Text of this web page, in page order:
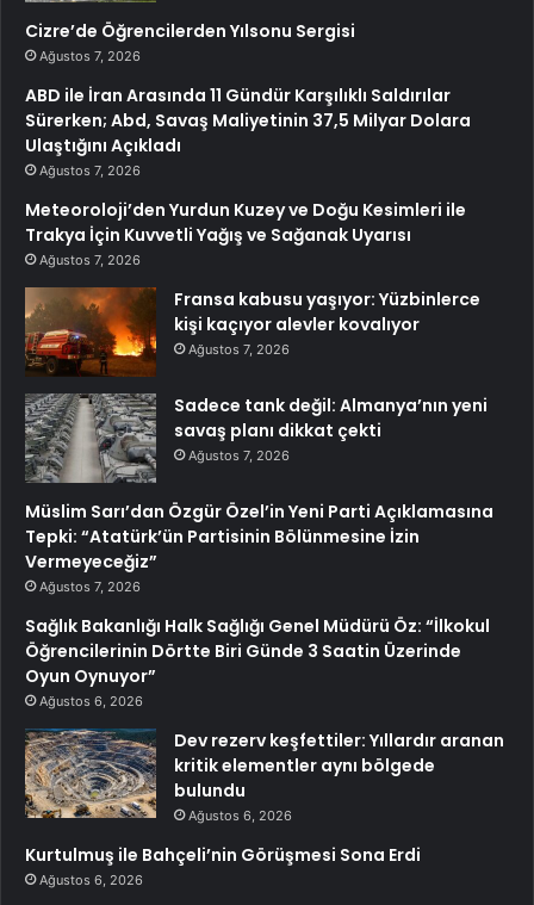
Cizre’de Öğrencilerden Yılsonu Sergisi
Ağustos 7, 2026
ABD ile İran Arasında 11 Gündür Karşılıklı Saldırılar
Sürerken; Abd, Savaş Maliyetinin 37,5 Milyar Dolara
Ulaştığını Açıkladı
Ağustos 7, 2026
Meteoroloji’den Yurdun Kuzey ve Doğu Kesimleri ile
Trakya İçin Kuvvetli Yağış ve Sağanak Uyarısı
Ağustos 7, 2026
Fransa kabusu yaşıyor: Yüzbinlerce
kişi kaçıyor alevler kovalıyor
Ağustos 7, 2026
Sadece tank değil: Almanya’nın yeni
savaş planı dikkat çekti
Ağustos 7, 2026
Müslim Sarı’dan Özgür Özel’in Yeni Parti Açıklamasına
Tepki: “Atatürk’ün Partisinin Bölünmesine İzin
Vermeyeceğiz”
Ağustos 7, 2026
Sağlık Bakanlığı Halk Sağlığı Genel Müdürü Öz: “İlkokul
Öğrencilerinin Dörtte Biri Günde 3 Saatin Üzerinde
Oyun Oynuyor”
Ağustos 6, 2026
Dev rezerv keşfettiler: Yıllardır aranan
kritik elementler aynı bölgede
bulundu
Ağustos 6, 2026
Kurtulmuş ile Bahçeli’nin Görüşmesi Sona Erdi
Ağustos 6, 2026